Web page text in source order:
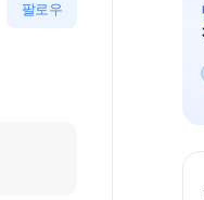
팔로우